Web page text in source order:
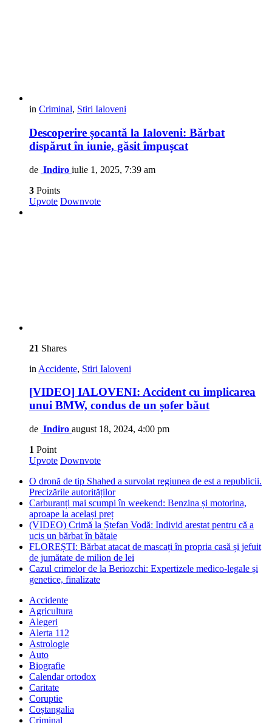
in Criminal, Stiri Ialoveni
Descoperire șocantă la Ialoveni: Bărbat
dispărut în iunie, găsit împușcat
de Indiro iulie 1, 2025, 7:39 am
3 Points
Upvote Downvote
21 Shares
in Accidente, Stiri Ialoveni
[VIDEO] IALOVENI: Accident cu implicarea
unui BMW, condus de un șofer băut
de Indiro august 18, 2024, 4:00 pm
1 Point
Upvote Downvote
O dronă de tip Shahed a survolat regiunea de est a republicii.
Precizările autorităților
Carburanți mai scumpi în weekend: Benzina și motorina,
aproape la același preț
(VIDEO) Crimă la Ștefan Vodă: Individ arestat pentru că a
ucis un bărbat în bătaie
FLOREȘTI: Bărbat atacat de mascați în propria casă și jefuit
de jumătate de milion de lei
Cazul crimelor de la Beriozchi: Expertizele medico-legale și
genetice, finalizate
Accidente
Agricultura
Alegeri
Alerta 112
Astrologie
Auto
Biografie
Calendar ortodox
Caritate
Coruptie
Coștangalia
Criminal